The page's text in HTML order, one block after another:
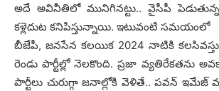
అదే అవినీతిలో మునిగిన‌ట్టు.. వైసీపీ పెడుతున్న
క‌ళ్లెదుట క‌నిపిస్తున్నాయి. ఇటువంటి స‌మ‌యంలో
బీజేపీ, జ‌న‌సేన క‌ల‌యిక 2024 నాటికి
రెండు పార్టీల్లో నెల‌కొంది. ప్ర‌జా వ్య‌తిరేక‌త‌ను
పార్టీలు చురుగ్గా జ‌నాల్లోకి వెళితే.. ప‌వ‌న్ ఇమేజ్